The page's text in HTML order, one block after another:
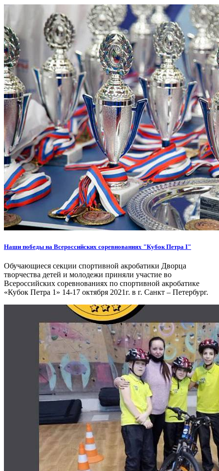
Наши победы на Всероссийских соревнованиях "Кубок Петра I"
Обучающиеся секции спортивной акробатики Дворца
творчества детей и молодежи приняли участие во
Всероссийских соревнованиях по спортивной акробатике
«Кубок Петра 1» 14-17 октября 2021г. в г. Санкт – Петербург.